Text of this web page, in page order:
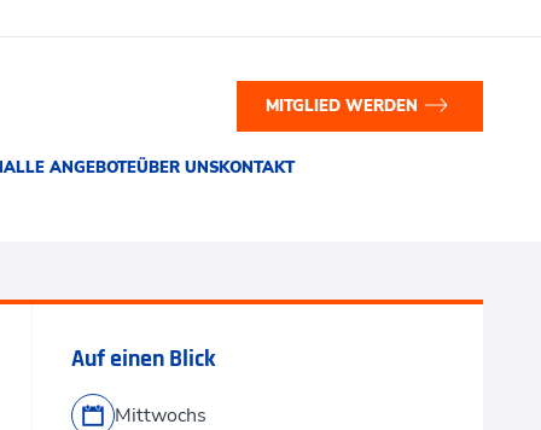
MITGLIED WERDEN
ALLE ANGEBOTEÜBER UNSKONTAKT
Auf einen Blick
Mittwochs